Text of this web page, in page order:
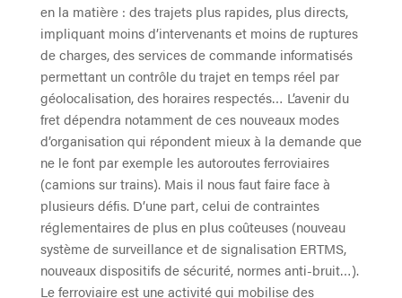
en la matière : des trajets plus rapides, plus directs,
impliquant moins d’intervenants et moins de ruptures
de charges, des services de commande informatisés
permettant un contrôle du trajet en temps réel par
géolocalisation, des horaires respectés… L’avenir du
fret dépendra notamment de ces nouveaux modes
d’organisation qui répondent mieux à la demande que
ne le font par exemple les autoroutes ferroviaires
(camions sur trains). Mais il nous faut faire face à
plusieurs défis. D’une part, celui de contraintes
réglementaires de plus en plus coûteuses (nouveau
système de surveillance et de signalisation ERTMS,
nouveaux dispositifs de sécurité, normes anti-bruit…).
Le ferroviaire est une activité qui mobilise des